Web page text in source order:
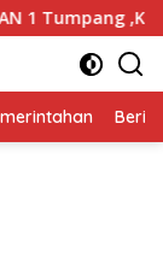
Buka suara